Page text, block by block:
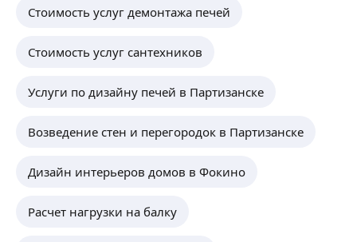
Стоимость услуг демонтажа печей
Стоимость услуг сантехников
Услуги по дизайну печей в Партизанске
Возведение стен и перегородок в Партизанске
Дизайн интерьеров домов в Фокино
Расчет нагрузки на балку